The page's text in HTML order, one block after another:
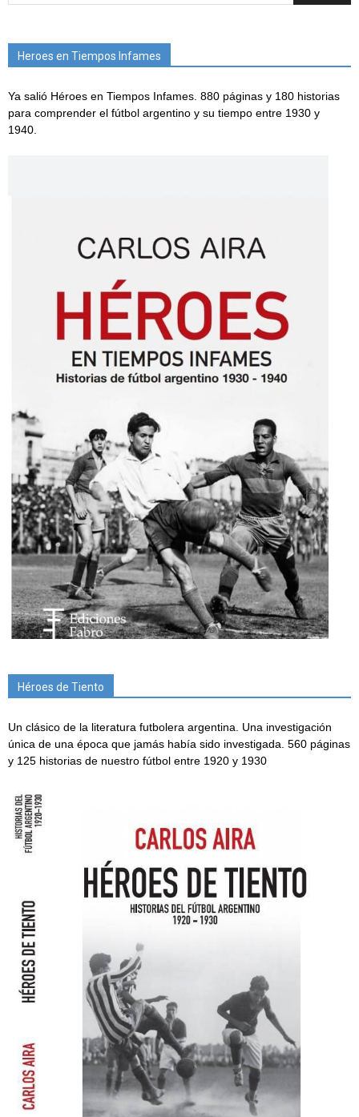
Heroes en Tiempos Infames
Ya salió Héroes en Tiempos Infames. 880 páginas y 180 historias
para comprender el fútbol argentino y su tiempo entre 1930 y
1940.
Héroes de Tiento
Un clásico de la literatura futbolera argentina. Una investigación
única de una época que jamás había sido investigada. 560 páginas
y 125 historias de nuestro fútbol entre 1920 y 1930